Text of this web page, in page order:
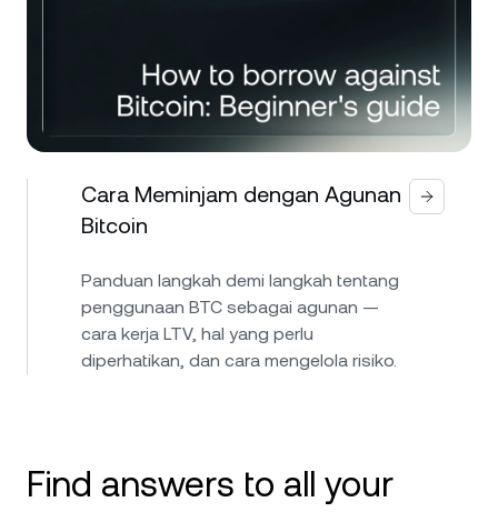
Cara Meminjam dengan Agunan
Bitcoin
Panduan langkah demi langkah tentang
penggunaan BTC sebagai agunan —
cara kerja LTV, hal yang perlu
diperhatikan, dan cara mengelola risiko.
Find answers to all your